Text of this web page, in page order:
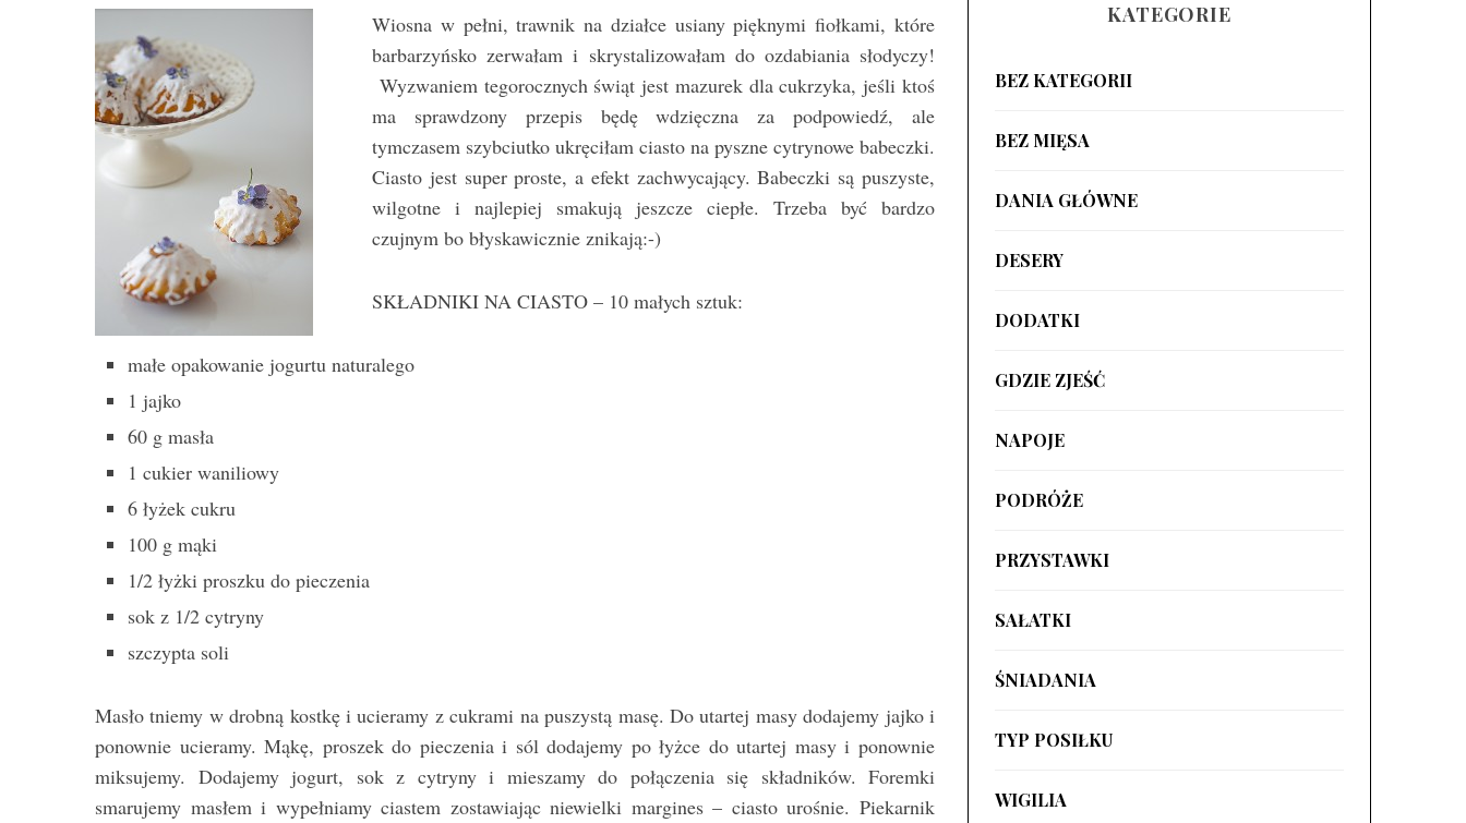
Wiosna w pełni, trawnik na działce usiany pięknymi fiołkami, które
barbarzyńsko zerwałam i skrystalizowałam do ozdabiania słodyczy!
Wyzwaniem tegorocznych świąt jest mazurek dla cukrzyka, jeśli ktoś
ma sprawdzony przepis będę wdzięczna za podpowiedź, ale
tymczasem szybciutko ukręciłam ciasto na pyszne cytrynowe babeczki.
Ciasto jest super proste, a efekt zachwycający. Babeczki są puszyste,
wilgotne i najlepiej smakują jeszcze ciepłe. Trzeba być bardzo
czujnym bo błyskawicznie znikają:-)
SKŁADNIKI NA CIASTO – 10 małych sztuk:
małe opakowanie jogurtu naturalego
1 jajko
60 g masła
1 cukier waniliowy
6 łyżek cukru
100 g mąki
1/2 łyżki proszku do pieczenia
sok z 1/2 cytryny
szczypta soli
Masło tniemy w drobną kostkę i ucieramy z cukrami na puszystą masę. Do utartej masy dodajemy jajko i
ponownie ucieramy. Mąkę, proszek do pieczenia i sól dodajemy po łyżce do utartej masy i ponownie
miksujemy. Dodajemy jogurt, sok z cytryny i mieszamy do połączenia się składników. Foremki
smarujemy masłem i wypełniamy ciastem zostawiając niewielki margines – ciasto urośnie. Piekarnik
KATEGORIE
BEZ KATEGORII
BEZ MIĘSA
DANIA GŁÓWNE
DESERY
DODATKI
GDZIE ZJEŚĆ
NAPOJE
PODRÓŻE
PRZYSTAWKI
SAŁATKI
ŚNIADANIA
TYP POSIŁKU
WIGILIA